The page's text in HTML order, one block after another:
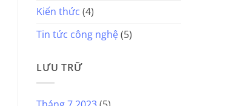
Kiến thức (4)
Tin tức công nghệ(5)
LƯU TRỮ